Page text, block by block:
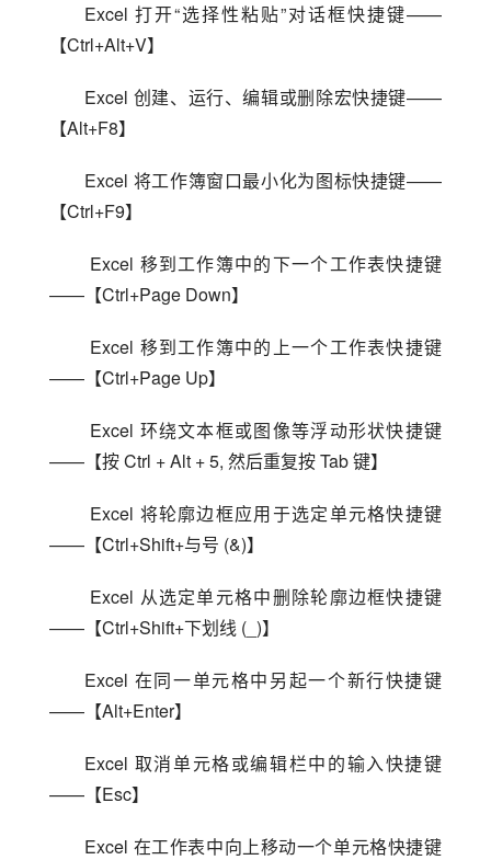
Excel 打开“选择性粘贴”对话框快捷键——
【Ctrl+Alt+V】
Excel 创建、运行、编辑或删除宏快捷键——
【Alt+F8】
Excel 将工作簿窗口最小化为图标快捷键——
【Ctrl+F9】
——【Ctrl+Page Down】
——【Ctrl+Page Up】
——【按 Ctrl + Alt + 5, 然后重复按 Tab 键】
——【Ctrl+Shift+与号 (&)】
——【Ctrl+Shift+下划线 (_)】
Excel 在同一单元格中另起一个新行快捷键
——【Alt+Enter】
Excel 取消单元格或编辑栏中的输入快捷键
——【Esc】
Excel 在工作表中向上移动一个单元格快捷键